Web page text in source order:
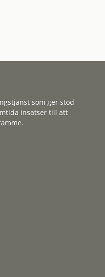
som ger stöd
insatser till att